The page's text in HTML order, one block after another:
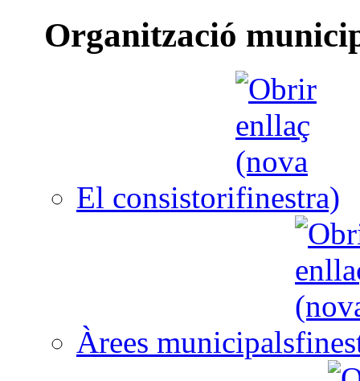
Organització
El consistori
Àrees municipals